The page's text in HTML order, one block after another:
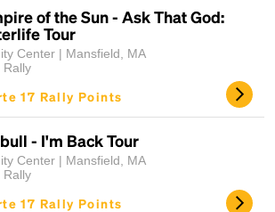
of the Sun - Ask That God:
Tour
Center | Mansfield, MA
Rally
17 Rally Points
- I'm Back Tour
Center | Mansfield, MA
Rally
17 Rally Points